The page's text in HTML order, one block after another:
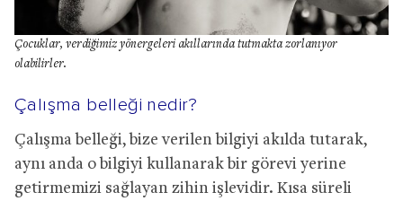
Çocuklar, verdiğimiz yönergeleri akıllarında tutmakta zorlanıyor
olabilirler.
Çalışma belleği nedir?
Çalışma belleği, bize verilen bilgiyi akılda tutarak,
aynı anda o bilgiyi kullanarak bir görevi yerine
getirmemizi sağlayan zihin işlevidir. Kısa süreli